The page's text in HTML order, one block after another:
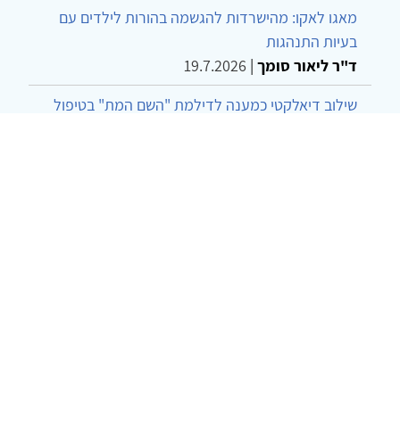
מאגו לאקו: מהישרדות להגשמה בהורות לילדים עם
בעיות התנהגות
ד"ר ליאור סומך |
19.7.2026
שילוב דיאלקטי כמענה לדילמת "השם המת" בטיפול